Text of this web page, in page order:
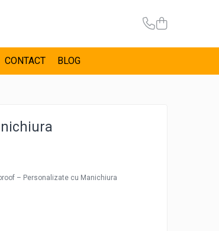
CONTACT BLOG
– Personalizate cu Manichiura